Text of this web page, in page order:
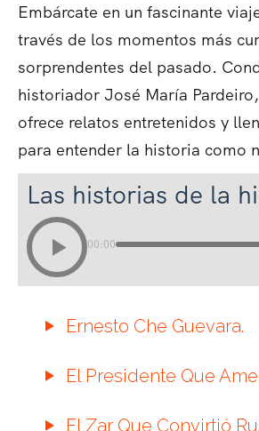
Embárcate en un fascinante
través de los momentos más
sorprendentes del pasado.
historiador José María
ofrece relatos entretenidos y
para entender la historia como
Las historias de la
00:00
Ernesto Che Guevara.